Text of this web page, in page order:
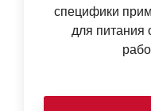
специфики
для питания